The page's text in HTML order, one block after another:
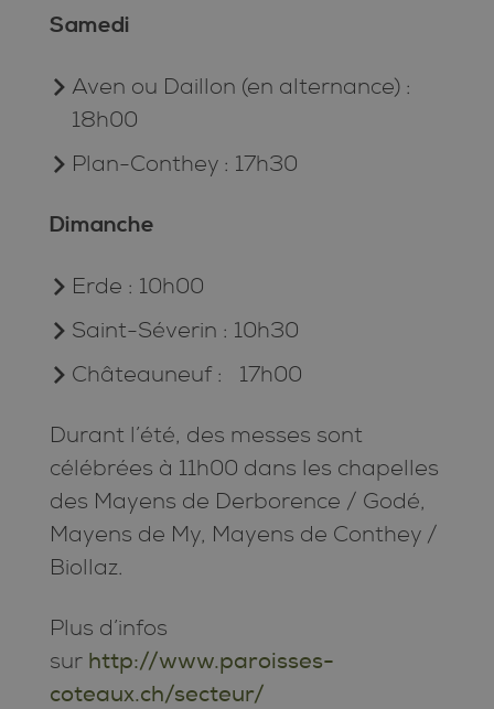
Samedi
Aven ou Daillon (en alternance) :
18h00
Plan-Conthey : 17h30
Dimanche
Erde : 10h00
Saint-Séverin : 10h30
Châteauneuf : 17h00
Durant l’été, des messes sont
célébrées à 11h00 dans les chapelles
des Mayens de Derborence / Godé,
Mayens de My, Mayens de Conthey /
Biollaz.
Plus d’infos
sur http://www.paroisses-
coteaux.ch/secteur/